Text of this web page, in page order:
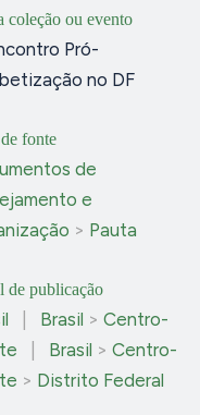
coleção ou evento
Pró-
no DF
fonte
de
e
> Pauta
de publicação
Brasil > Centro-
Brasil > Centro-
> Distrito Federal